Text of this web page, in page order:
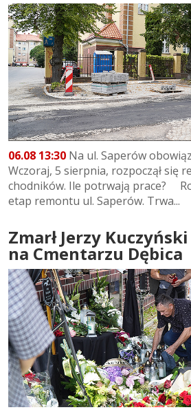
06.08 13:30 Na ul. Saperów
Wczoraj, 5 sierpnia, rozpoczął się
chodników. Ile potrwają prace?
etap remontu ul. Saperów. Trwa...
Zmarł Jerzy Kuczyński
na Cmentarzu Dębica